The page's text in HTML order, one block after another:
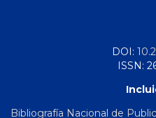
DOI:
ISSN:
Bibliografía Nacional de